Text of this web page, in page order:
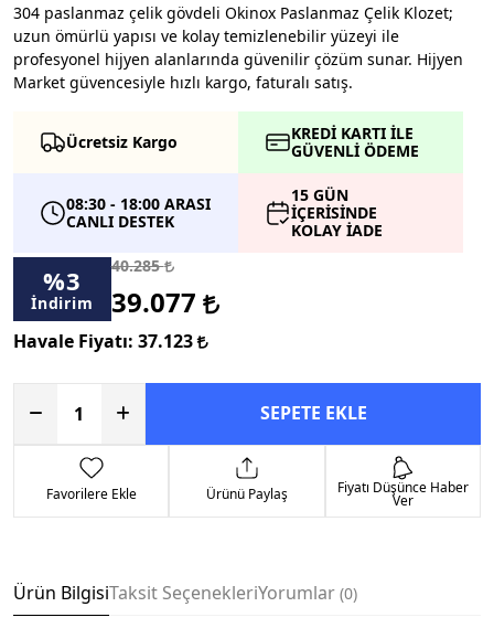
304 paslanmaz çelik gövdeli Okinox Paslanmaz Çelik Klozet;
uzun ömürlü yapısı ve kolay temizlenebilir yüzeyi ile
profesyonel hijyen alanlarında güvenilir çözüm sunar. Hijyen
Market güvencesiyle hızlı kargo, faturalı satış.
Ücretsiz Kargo
KREDİ KARTI İLE
GÜVENLİ ÖDEME
08:30 - 18:00 ARASI
CANLI DESTEK
15 GÜN
İÇERİSİNDE
KOLAY İADE
%3
İndirim
40.285
39.077
Havale Fiyatı: 37.123
SEPETE EKLE
Favorilere Ekle Ürünü Paylaş Fiyatı Düşünce Haber
Ver
Ürün BilgisiTaksit SeçenekleriYorumlar 0